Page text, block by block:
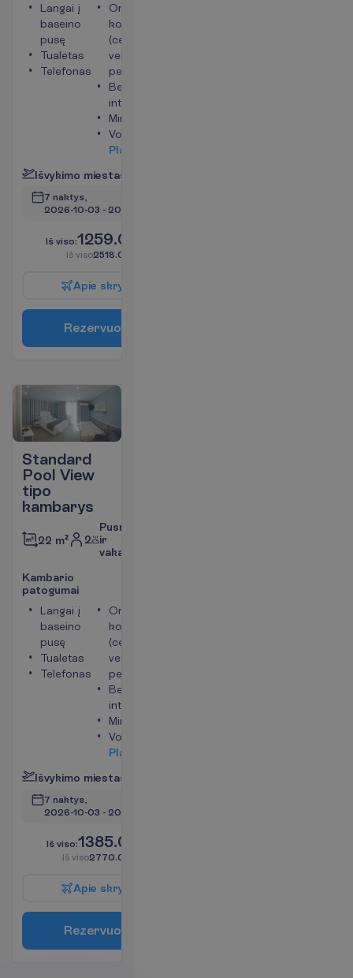
Langai į
baseino
pusę
Tualetas
Telefonas
Oro
kondicionierius
(centrinis,
veikia
periodiškai)
Bevielis
internetas
Mini šaldytuvas
Vonia
Pla
Išvykimo miestas
7 naktys,
2026-10-03 - 2026-10-10
Iš viso:1259.00
Iš viso2518.00
Apie skry
Rezervuo
Standard
Pool View
tipo
kambarys
22 m² 2
Pusryčiai
ir
vakarienė
Kambario
patogumai
Langai į
baseino
pusę
Tualetas
Telefonas
Oro
kondicionierius
(centrinis,
veikia
periodiškai)
Bevielis
internetas
Mini šaldytuvas
Vonia
Pla
Išvykimo miestas
7 naktys,
2026-10-03 - 2026-10-10
Iš viso:1385.00
Iš viso2770.00
Apie skry
Rezervuo